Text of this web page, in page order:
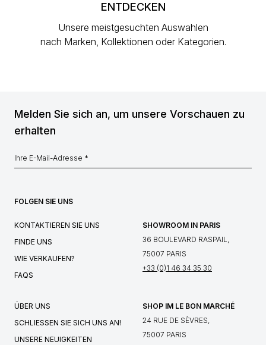
ENTDECKEN
Unsere meistgesuchten Auswahlen
nach Marken, Kollektionen oder Kategorien.
Melden Sie sich an, um unsere Vorschauen zu
erhalten
FOLGEN SIE UNS
KONTAKTIEREN SIE UNS
FINDE UNS
WIE VERKAUFEN?
FAQS
SHOWROOM IN PARIS
36 BOULEVARD RASPAIL,
75007 PARIS
+33 (0)1 46 34 35 30
ÜBER UNS
SCHLIESSEN SIE SICH UNS AN!
UNSERE NEUIGKEITEN
SHOP IM LE BON MARCHÉ
24 RUE DE SÈVRES,
75007 PARIS